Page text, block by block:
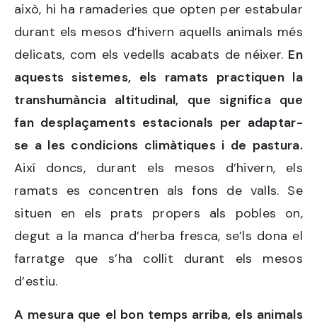
això, hi ha ramaderies que opten per estabular
durant els mesos d’hivern aquells animals més
delicats, com els vedells acabats de néixer. En
aquests sistemes, els ramats practiquen la
transhumància altitudinal, que significa que
fan desplaçaments estacionals per adaptar-
se a les condicions climàtiques i de pastura.
Així doncs, durant els mesos d’hivern, els
ramats es concentren als fons de valls. Se
situen en els prats propers als pobles on,
degut a la manca d’herba fresca, se’ls dona el
farratge que s’ha collit durant els mesos
d’estiu.
A mesura que el bon temps arriba, els animals